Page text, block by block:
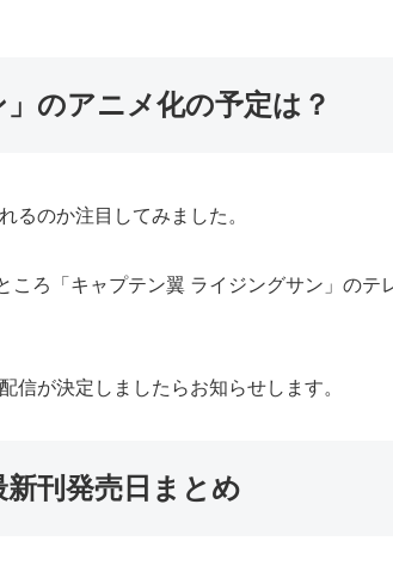
のアニメ化の予定は？
るのか注目してみました。
ろ「キャプテン翼 ライジングサン」の
信が決定しましたらお知らせします。
刊発売日まとめ